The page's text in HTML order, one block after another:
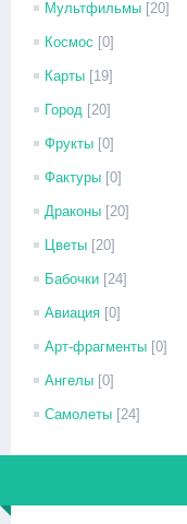
Мультфильмы [20]
Космос [0]
Карты [19]
Город [20]
Фрукты [0]
Фактуры [0]
Драконы [20]
Цветы [20]
Бабочки [24]
Авиация [0]
Арт-фрагменты [0]
Ангелы [0]
Самолеты [24]